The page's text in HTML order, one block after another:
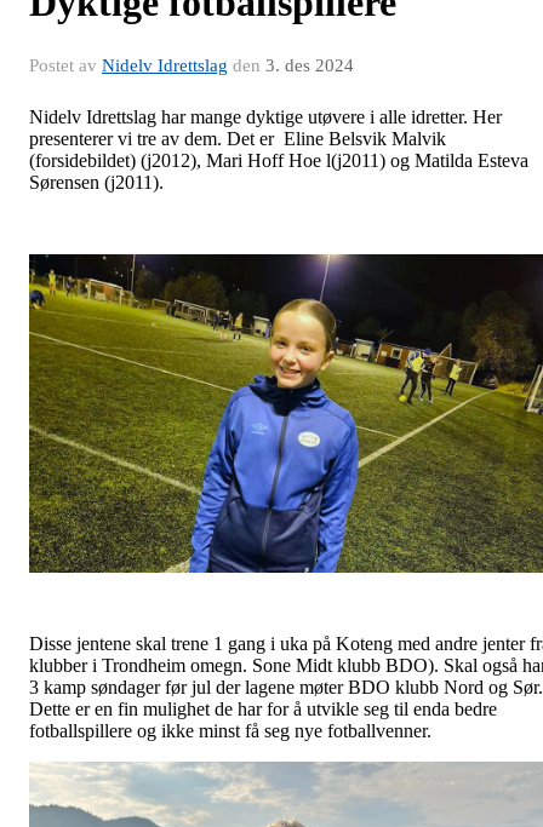
Postet av Nidelv Idrettslag den 3. des 2024
Nidelv Idrettslag har mange dyktige utøvere i alle idretter. Her
presenterer vi tre av dem. Det er Eline Belsvik Malvik
(forsidebildet) (j2012), Mari Hoff Hoe l(j2011) og Matilda Esteva
Sørensen (j2011).
Disse jentene skal trene 1 gang i uka på Koteng med andre jenter
klubber i Trondheim omegn. Sone Midt klubb BDO). Skal også
3 kamp søndager før jul der lagene møter BDO klubb Nord og Sør.
Dette er en fin mulighet de har for å utvikle seg til enda bedre
fotballspillere og ikke minst få seg nye fotballvenner.